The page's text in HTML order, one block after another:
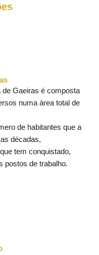
de Gaeiras é composta
numa área total de
de habitantes que a
décadas,
tem conquistado,
postos de trabalho.